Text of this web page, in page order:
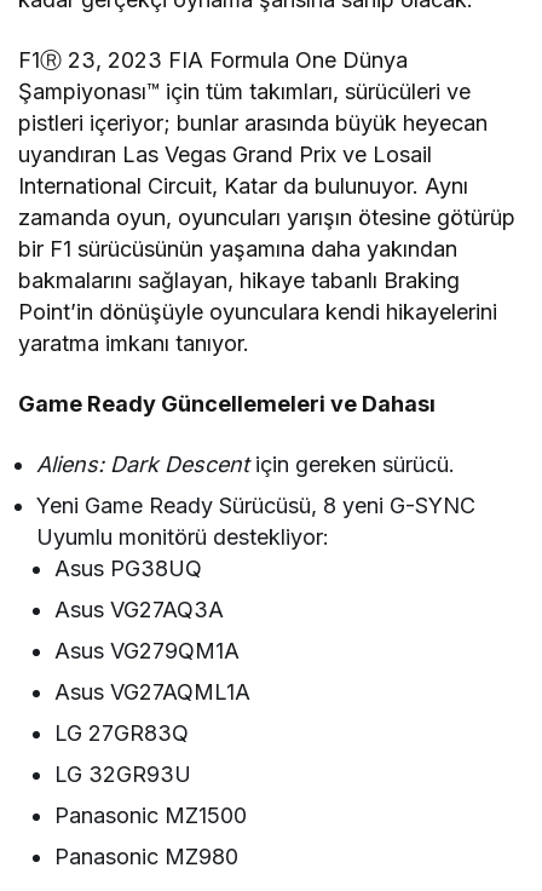
F1Ⓡ 23, 2023 FIA Formula One Dünya
Şampiyonası™ için tüm takımları, sürücüleri ve
pistleri içeriyor; bunlar arasında büyük heyecan
uyandıran Las Vegas Grand Prix ve Losail
International Circuit, Katar da bulunuyor. Aynı
zamanda oyun, oyuncuları yarışın ötesine götürüp
bir F1 sürücüsünün yaşamına daha yakından
bakmalarını sağlayan, hikaye tabanlı Braking
Point’in dönüşüyle oyunculara kendi hikayelerini
yaratma imkanı tanıyor.
Game Ready Güncellemeleri ve Dahası
Aliens: Dark Descentiçin gereken sürücü.
Yeni Game Ready Sürücüsü, 8 yeni G-SYNC
Uyumlu monitörü destekliyor:
Asus PG38UQ
Asus VG27AQ3A
Asus VG279QM1A
Asus VG27AQML1A
LG 27GR83Q
LG 32GR93U
Panasonic MZ1500
Panasonic MZ980